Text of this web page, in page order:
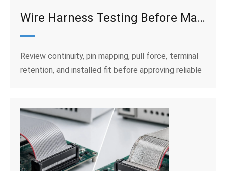
Wire Harness Testing Before Mass Production: Continuity, Pull Force, and Fit
Review continuity, pin mapping, pull force, terminal
retention, and installed fit before approving reliable